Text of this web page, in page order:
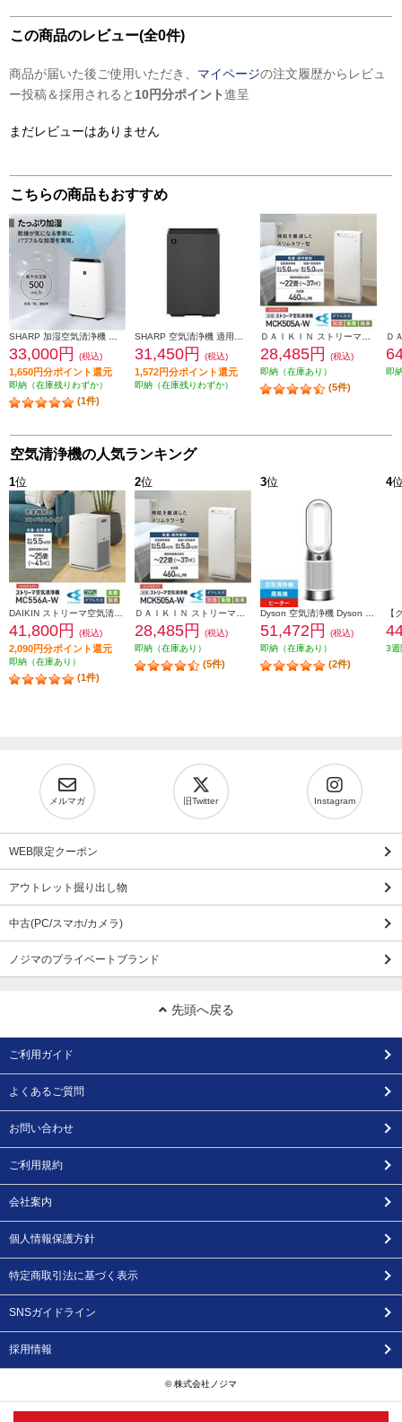
この商品のレビュー(全0件)
商品が届いた後ご使用いただき、 マイページの注文履歴からレビュ
ー投稿＆採用されると 10円分ポイント進呈
まだレビューはありません
こちらの商品もおすすめ
33,000円 (税込)
1,650円分ポイント還元
即納（在庫残りわずか）
(1件)
31,450円 (税込)
1,572円分ポイント還元
即納（在庫残りわずか）
28,485円
(税込)
即納（在庫あり）
(5件)
即
空気清浄機の人気ランキング
1位
41,800円 (税込)
2,090円分ポイント還元
即納（在庫あり）
(1件)
2位
28,485円
(税込)
即納（在庫あり）
(5件)
3位
51,472円
(税込)
即納（在庫あり）
(2件)
4
3週
メルマガ 旧Twitter Instagram
WEB限定クーポン
アウトレット掘り出し物
中古(PC/スマホ/カメラ)
ノジマのプライベートブランド
先頭へ戻る
ご利用ガイド
よくあるご質問
お問い合わせ
ご利用規約
会社案内
個人情報保護方針
特定商取引法に基づく表示
SNSガイドライン
採用情報
© 株式会社ノジマ